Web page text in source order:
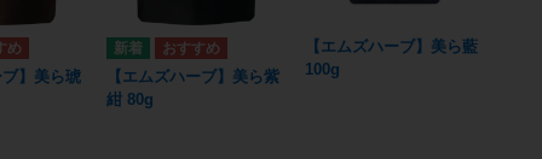
ブ】美ら琥
【エムズハーブ】美ら紫
紺 80g
【エムズハーブ】美ら藍
100g